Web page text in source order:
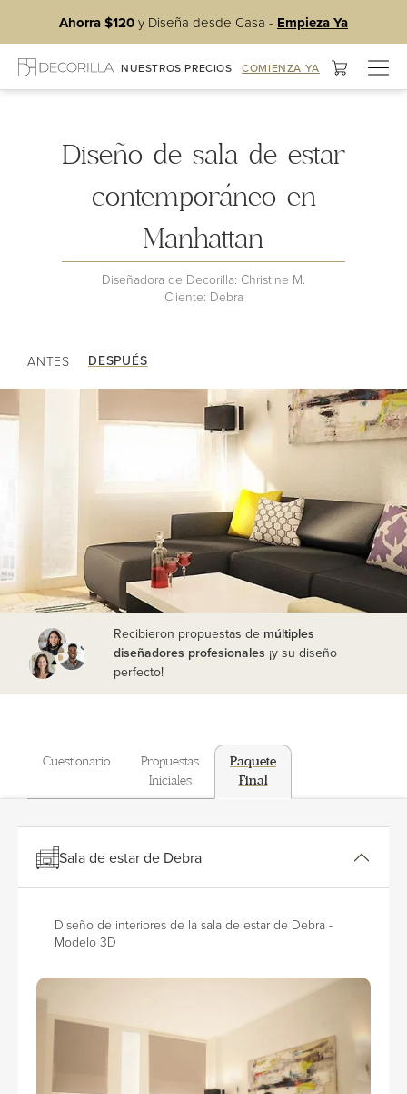
Ahorra $120y Diseña desde Casa - Empieza Ya
NUESTROS PRECIOS COMIENZA YA
Diseño de sala de estar
contemporáneo en
Manhattan
Diseñadora de Decorilla: Christine M.
Cliente: Debra
ANTES DESPUÉS
Recibieron propuestas de múltiples
diseñadores profesionales ¡y su diseño
perfecto!
Cuestionario
Propuestas
Iniciales
Paquete
Final
Sala de estar de Debra
Sala de estar de Debra
Diseño de interiores de la sala de estar de Debra -
Modelo 3D